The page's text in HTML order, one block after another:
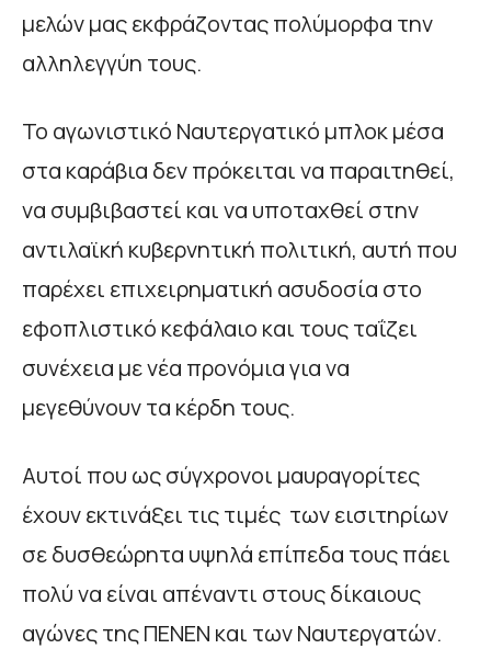
μελών μας εκφράζοντας πολύμορφα την
αλληλεγγύη τους.
Το αγωνιστικό Ναυτεργατικό μπλοκ μέσα
στα καράβια δεν πρόκειται να παραιτηθεί,
να συμβιβαστεί και να υποταχθεί στην
αντιλαϊκή κυβερνητική πολιτική, αυτή που
παρέχει επιχειρηματική ασυδοσία στο
εφοπλιστικό κεφάλαιο και τους ταΐζει
συνέχεια με νέα προνόμια για να
μεγεθύνουν τα κέρδη τους.
Αυτοί που ως σύγχρονοι μαυραγορίτες
έχουν εκτινάξει τις τιμές των εισιτηρίων
σε δυσθεώρητα υψηλά επίπεδα τους πάει
πολύ να είναι απέναντι στους δίκαιους
αγώνες της ΠΕΝΕΝ και των Ναυτεργατών.